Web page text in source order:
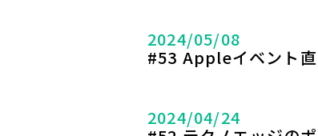
2024/05/08
#53 Appleイベント
2024/04/24